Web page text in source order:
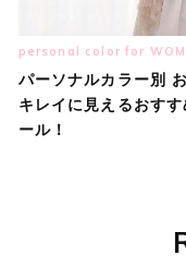
personal color for
パーソナルカラー別
キレイに見えるおすす
ール！